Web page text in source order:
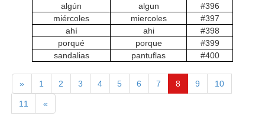
#396
algun
algún
#397
miercoles
miércoles
#398
ahi
ahí
#399
porque
porqué
#400
pantuflas
sandalias
« 1 2 3 4 5 6 7 8 9 10
11 »